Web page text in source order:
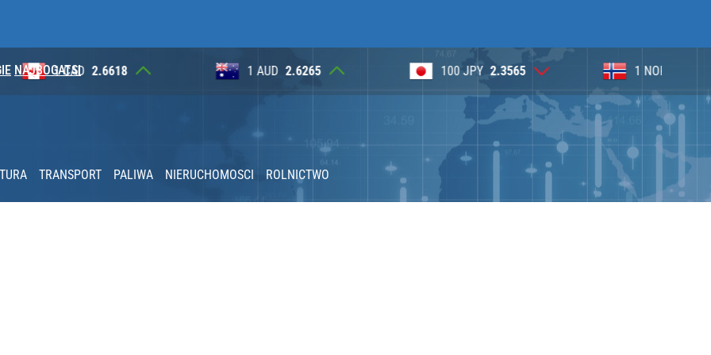
NAJBOGATSIsobie nieruchomości
1 AUD 100 JPY 1 NOK 0.3920
TRANSPORT PALIWA NIERUCHOMOSCI ROLNICTWO